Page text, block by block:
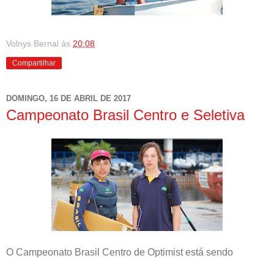
Volnys Bernal às 20:08
Compartilhar
DOMINGO, 16 DE ABRIL DE 2017
Campeonato Brasil Centro e Seletiva
O Campeonato Brasil Centro de Optimist está sendo